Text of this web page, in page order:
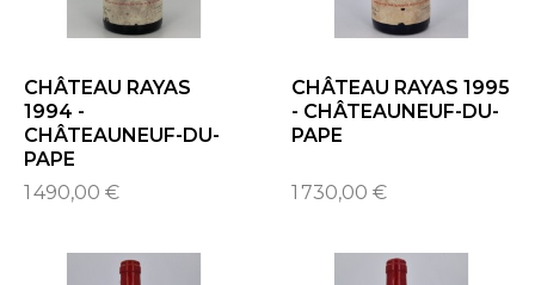
CHÂTEAU RAYAS
1994 -
CHÂTEAUNEUF-DU-
PAPE
1 490,00 €
CHÂTEAU RAYAS 1995
- CHÂTEAUNEUF-DU-
PAPE
1 730,00 €